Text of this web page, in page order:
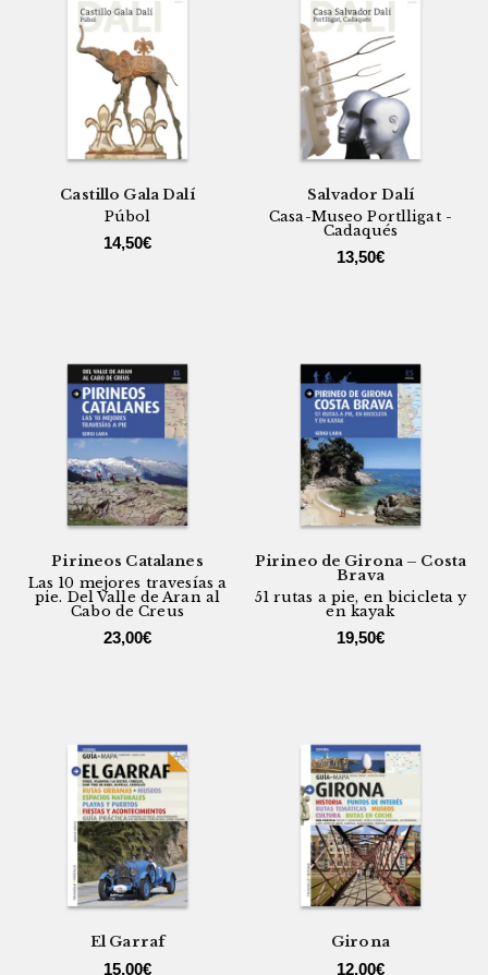
Castillo Gala Dalí
Púbol
14,50€
Salvador Dalí
Casa-Museo Portlligat -
Cadaqués
13,50€
Pirineos Catalanes
Las 10 mejores travesías a
pie. Del Valle de Aran al
Cabo de Creus
23,00€
Pirineo de Girona – Costa
Brava
51 rutas a pie, en bicicleta y
en kayak
19,50€
El Garraf
15,00€
Girona
12,00€